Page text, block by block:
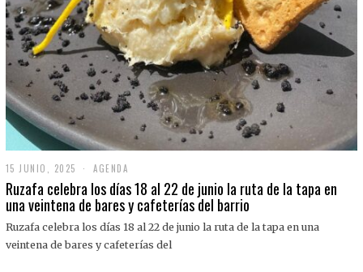
15 JUNIO, 2025
J
U
I
O
AGENDA
Ruzafa celebra los días 18 al 22 de junio la ruta de la tapa en
una veintena de bares y cafeterías del barrio
Ruzafa celebra los días 18 al 22 de junio la ruta de la tapa en una
veintena de bares y cafeterías del